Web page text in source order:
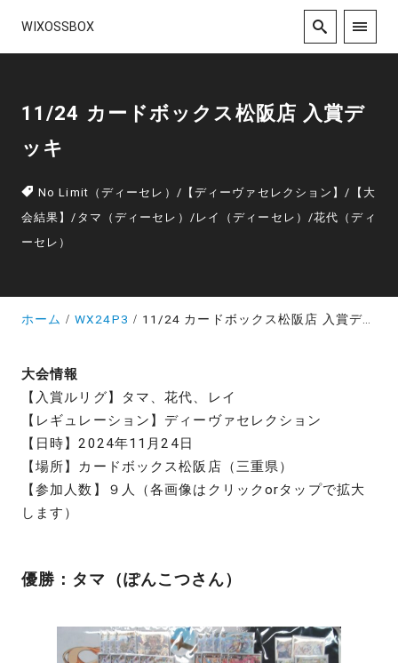
WIXOSSBOX
11/24 カードボックス松阪店 入賞デ
ッキ
No Limit（ディーセレ） / 【ディーヴァセレクション】/
【大
会結果】/ タマ（ディーセレ） / レイ（ディーセレ） /花代（ディ
ーセレ）
ホーム WX24P3 11/24 カードボックス松阪店 入賞デッキ
大会情報
【入賞ルリグ】タマ、花代、レイ
【レギュレーション】ディーヴァセレクション
【日時】2024年11月24日
【場所】カードボックス松阪店（三重県）
【参加人数】９人（各画像はクリックorタップで拡大
します）
優勝：タマ（ぽんこつさん）